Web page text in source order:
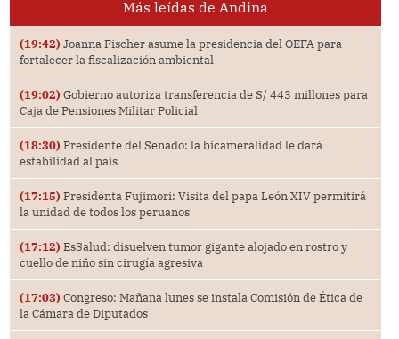
Más leídas de Andina
(19:42) Joanna Fischer asume la presidencia del OEFA para
fortalecer la fiscalización ambiental
(19:02) Gobierno autoriza transferencia de S/ 443 millones para
Caja de Pensiones Militar Policial
(18:30) Presidente del Senado: la bicameralidad le dará
estabilidad al país
(17:15) Presidenta Fujimori: Visita del papa León XIV permitirá
la unidad de todos los peruanos
(17:12) EsSalud: disuelven tumor gigante alojado en rostro y
cuello de niño sin cirugía agresiva
(17:03) Congreso: Mañana lunes se instala Comisión de Ética de
la Cámara de Diputados